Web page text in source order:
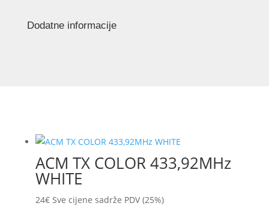
Dodatne informacije
ACM TX COLOR 433,92MHz
WHITE
24€ Sve cijene sadrže PDV (25%)